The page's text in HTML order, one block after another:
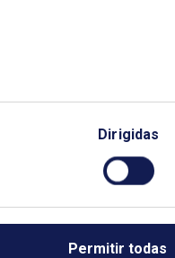
Dirigidas
Permitir todas